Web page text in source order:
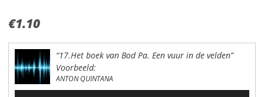
€1.10
“17.Het boek van Bod Pa. Een vuur in de velden”
Voorbeeld:
ANTON QUINTANA